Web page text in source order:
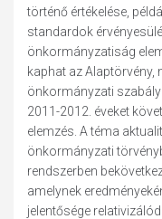
történő értékelése,
standardok
önkormányzatiság
kaphat az Alaptörvény,
önkormányzati
2011-2012. éveket
elemzés. A téma
önkormányzati
rendszerben
amelynek
jelentősége